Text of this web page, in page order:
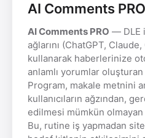
AI Comments PRO
AI Comments PRO — DLE
ağlarını (ChatGPT,
kullanarak haberlerinize
anlamlı yorumlar
Program, makale metnini
kullanıcıların ağzından,
edilmesi mümkün
Bu, rutine iş yapmadan